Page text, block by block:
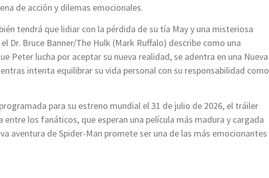
de acción y dilemas emocionales.
tendrá que lidiar con la pérdida de su tía May y una misteriosa
Dr. Bruce Banner/The Hulk (Mark Ruffalo) describe como una
Peter lucha por aceptar su nueva realidad, se adentra en una Nueva
intenta equilibrar su vida personal con su responsabilidad como
para su estreno mundial el 31 de julio de 2026, el tráiler
entre los fanáticos, que esperan una película más madura y cargada
aventura de Spider-Man promete ser una de las más emocionantes